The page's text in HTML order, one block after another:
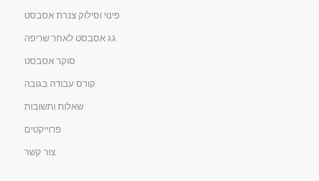
פינוי וסילוק צנרת אסבסט
גג אסבסט לאחר שריפה
סוקר אסבסט
קורס עבודה בגובה
שאלות ותשובות
פרוייקטים
צור קשר